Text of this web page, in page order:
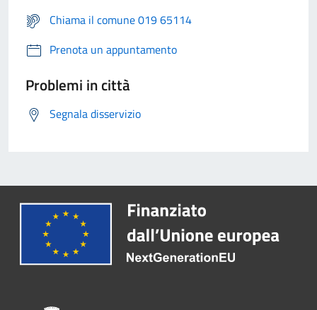
Chiama il comune 019 65114
Prenota un appuntamento
Problemi in città
Segnala disservizio